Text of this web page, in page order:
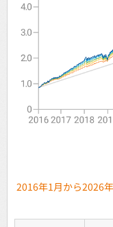
2016年1月から2026